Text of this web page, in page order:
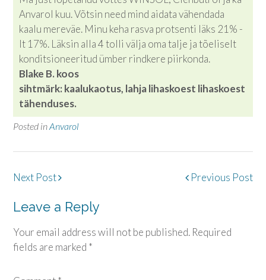
Anvarol kuu. Võtsin need mind aidata vähendada
kaalu mereväe. Minu keha rasva protsenti läks 21% -
lt 17%. Läksin alla 4 tolli välja oma talje ja tõeliselt
konditsioneeritud ümber rindkere piirkonda.
Blake B. koos
sihtmärk: kaalukaotus, lahja lihaskoest lihaskoest
tähenduses.
Posted inAnvarol
Post
Previous Post
Next Post
Leave a Reply
Your email address will not be published. Required
fields are marked *